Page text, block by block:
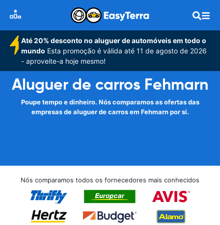
Até 20% desconto no aluguer de automóveis em todo o
mundo Esta promoção é válida até 11 de agosto de 2026
- aproveite-a hoje mesmo!
Aluguer de carros Fehmarn
Poupe tempo e dinheiro. Nós comparamos as ofertas das
empresas de aluguer de carros em Fehmarn por si.
Nós comparamos todos os fornecedores mais conhecidos